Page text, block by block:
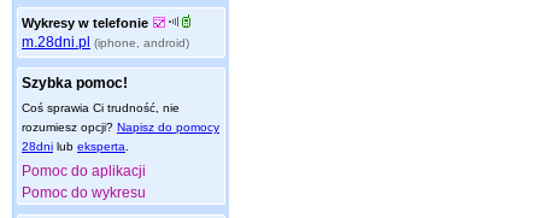
Wykresy w telefonie
m.28dni.pl (iphone, android)
Szybka pomoc!
Coś sprawia Ci trudność, nie
rozumiesz opcji? Napisz do pomocy
28dni lub eksperta
Pomoc do aplikacji
Pomoc do wykresu